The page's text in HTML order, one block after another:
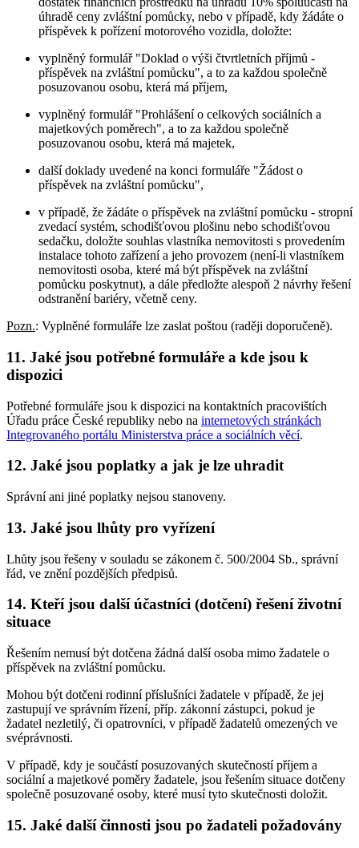
úhradě ceny zvláštní pomůcky, nebo v případě, kdy žádáte o
příspěvek k pořízení motorového vozidla, doložte:
vyplněný formulář "Doklad o výši čtvrtletních příjmů -
příspěvek na zvláštní pomůcku", a to za každou společně
posuzovanou osobu, která má příjem,
vyplněný formulář "Prohlášení o celkových sociálních a
majetkových poměrech", a to za každou společně
posuzovanou osobu, která má majetek,
další doklady uvedené na konci formuláře "Žádost o
příspěvek na zvláštní pomůcku",
v případě, že žádáte o příspěvek na zvláštní pomůcku - stropní
zvedací systém, schodišťovou plošinu nebo schodišťovou
sedačku, doložte souhlas vlastníka nemovitosti s provedením
instalace tohoto zařízení a jeho provozem (není-li vlastníkem
nemovitosti osoba, které má být příspěvek na zvláštní
pomůcku poskytnut), a dále předložte alespoň 2 návrhy řešení
odstranění bariéry, včetně ceny.
Pozn.: Vyplněné formuláře lze zaslat poštou (raději doporučeně).
11. Jaké jsou potřebné formuláře a kde jsou k
dispozici
Potřebné formuláře jsou k dispozici na kontaktních pracovištích
Úřadu práce České republiky nebo na internetových stránkách
Integrovaného portálu Ministerstva práce a sociálních věcí.
12. Jaké jsou poplatky a jak je lze uhradit
Správní ani jiné poplatky nejsou stanoveny.
13. Jaké jsou lhůty pro vyřízení
Lhůty jsou řešeny v souladu se zákonem č. 500/2004 Sb., správní
řád, ve znění pozdějších předpisů.
14. Kteří jsou další účastníci (dotčení) řešení životní
situace
Řešením nemusí být dotčena žádná další osoba mimo žadatele o
příspěvek na zvláštní pomůcku.
Mohou být dotčeni rodinní příslušníci žadatele v případě, že jej
zastupují ve správním řízení, příp. zákonní zástupci, pokud je
žadatel nezletilý, či opatrovníci, v případě žadatelů omezených ve
svéprávnosti.
V případě, kdy je součástí posuzovaných skutečností příjem a
sociální a majetkové poměry žadatele, jsou řešením situace dotčeny
společně posuzované osoby, které musí tyto skutečnosti doložit.
15. Jaké další činnosti jsou po žadateli požadovány